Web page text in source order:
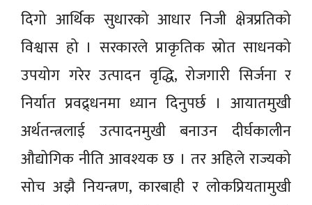
दिगो आर्थिक सुधारको आधार निजी क्षेत्रप्रतिको
विश्वास हो । सरकारले प्राकृतिक स्रोत साधनको
उपयोग गरेर उत्पादन वृद्धि, रोजगारी सिर्जना र
निर्यात प्रवद्र्धनमा ध्यान दिनुपर्छ । आयातमुखी
अर्थतन्त्रलाई उत्पादनमुखी बनाउन दीर्घकालीन
औद्योगिक नीति आवश्यक छ । तर अहिले राज्यको
सोच अझै नियन्त्रण, कारबाही र लोकप्रियतामुखी